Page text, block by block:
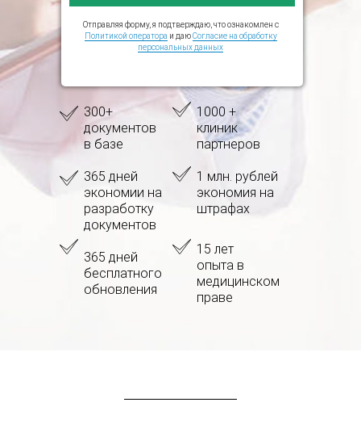
Отправляя форму, я подтверждаю, что ознакомлен с
Политикой оператора и даюСогласие на обработку
персональных данных
365 дней
экономии на
разработку
документов
1 млн. рублей
экономия на
штрафах
365 дней
бесплатного
обновления
300+
документов
в базе
1000 +
клиник
партнеров
15 лет
опыта в
медицинском
праве